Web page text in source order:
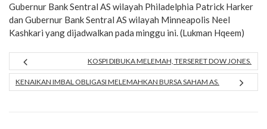
Gubernur Bank Sentral AS wilayah Philadelphia Patrick Harker
dan Gubernur Bank Sentral AS wilayah Minneapolis Neel
Kashkari yang dijadwalkan pada minggu ini. (Lukman Hqeem)
KOSPI DIBUKA MELEMAH, TERSERET DOW JONES.
KENAIKAN IMBAL OBLIGASI MELEMAHKAN BURSA SAHAM AS.